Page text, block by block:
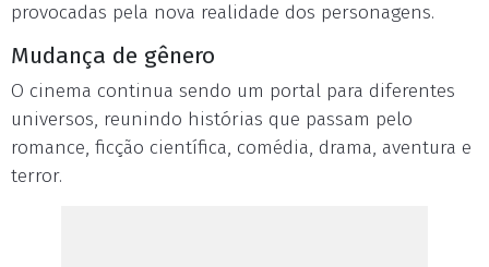
provocadas pela nova realidade dos personagens.
Mudança de gênero
O cinema continua sendo um portal para diferentes
universos, reunindo histórias que passam pelo
romance, ficção científica, comédia, drama, aventura e
terror.